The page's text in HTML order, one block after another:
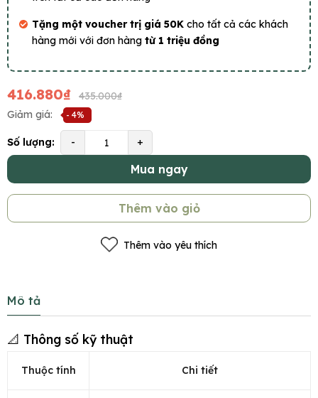
Tặng một voucher trị giá 50K cho tất cả các khách
hàng mới với đơn hàng từ 1 triệu đồng
416.880₫
435.000₫
Giảm giá:
- 4%
Số lượng: - +
Mua ngay
Thêm vào giỏ
Thêm vào yêu thích
Mô tả
📐 Thông số kỹ thuật
Thuộc tính Chi tiết